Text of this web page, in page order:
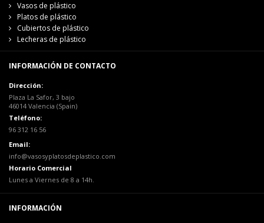
Vasos de plástico
Platos de plástico
Cubiertos de plástico
Lecheras de plástico
INFORMACIÓN DE CONTACTO
Dirección:
Plaza La Safor, 3 bajo
46014 Valencia (Spain)
Teléfono:
96 312 16 56
Email:
info@vasosyplatosdeplastico.com
Horario Comercial
Lunes a Viernes de 8 a 14h.
INFORMACIÓN